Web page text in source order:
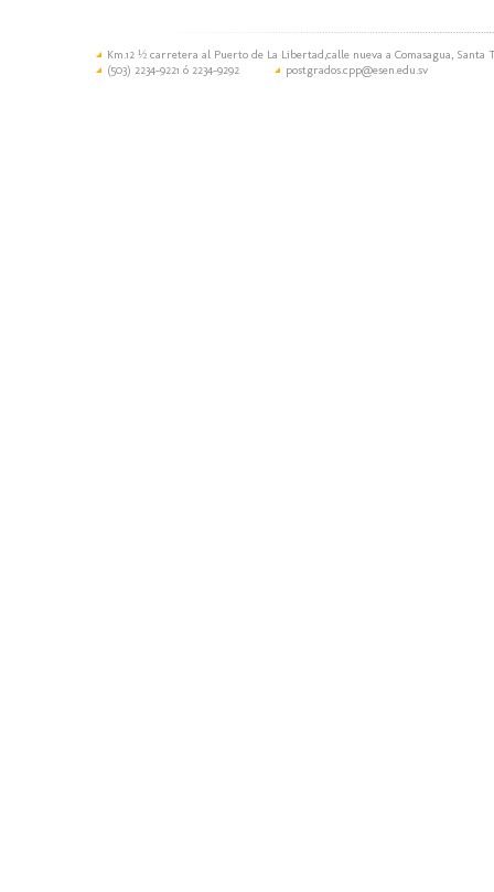
Km.12 ½ carretera al Puerto de La Libertad,calle nueva a Comasagua, Santa
(503) 2234-9221 ó 2234-9292
postgrados.cpp@esen.edu.sv